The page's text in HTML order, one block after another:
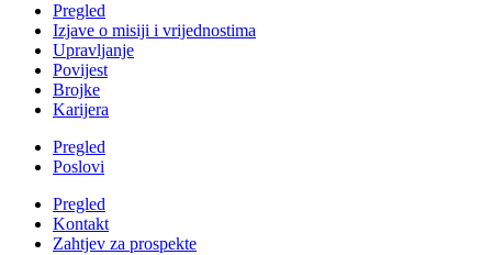
Pregled
Izjave o misiji i vrijednostima
Upravljanje
Povijest
Brojke
Karijera
Pregled
Poslovi
Pregled
Kontakt
Zahtjev za prospekte